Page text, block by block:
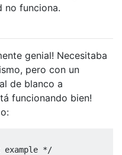
no funciona.
genial! Necesitaba
pero con un
de blanco a
funcionando bien!
*/